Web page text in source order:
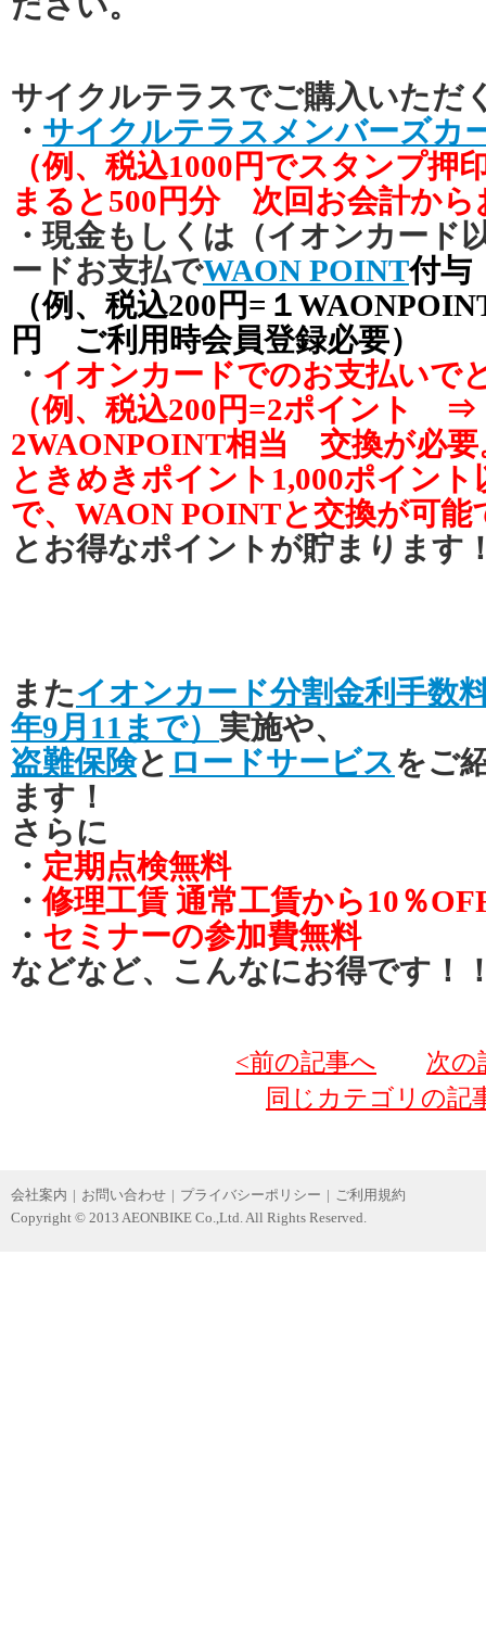
サイクルテラスでご購入いただ
・ サイクルテラスメンバーズカ
（例、税込1000円でスタンプ
まると500円分 次回お会計から
・現金もしくは（イオンカード
ードお支払でWAON POINT付与
（例、税込200円=１
円 ご利用時会員登録必要）
・ イオンカードでのお支払いで
（例、税込200円=2ポイント
2WAONPOINT相当 交換が必要
ときめきポイント1,000ポイン
で、WAON POINTと交換が可能
とお得なポイントが貯まります
またイオンカード分割金利手数
年9月11まで） 実施や、
盗難保険と ロードサービスをご
ます！
さらに
・ 定期点検無料
・修理工賃 通常工賃から10％
・ セミナーの参加費無料
などなど、こんなにお得です！
<前の記事へ
次の
同じカテゴリの記
会社案内 | お問い合わせ | プライバシーポリシー | ご利用規約
Copyright © 2013 AEONBIKE Co.,Ltd. All Rights Reserved.